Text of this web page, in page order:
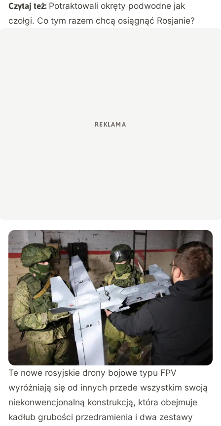
Czytaj też: Potraktowali okręty podwodne jak
czołgi. Co tym razem chcą osiągnąć Rosjanie?
Te nowe rosyjskie drony bojowe typu FPV
wyróżniają się od innych przede wszystkim swoją
niekonwencjonalną konstrukcją, która obejmuje
kadłub grubości przedramienia i dwa zestawy